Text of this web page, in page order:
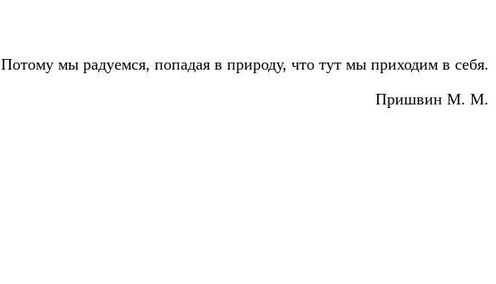
Потому мы радуемся, попадая в природу, что тут мы приходим в себя.
Пришвин М. М.